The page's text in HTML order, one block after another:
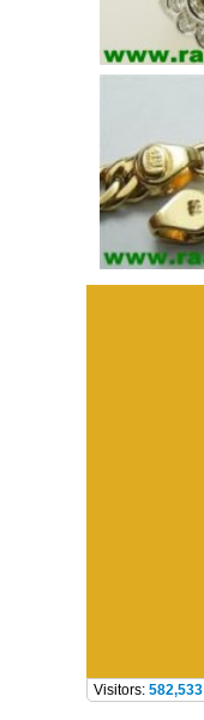
Visitors: 582,533